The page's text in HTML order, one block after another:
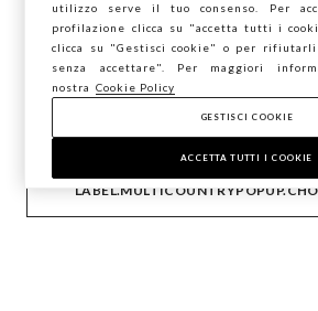
AZIENDA
Stai navigando su STEFANEL
salvare la tua posizione?
CONFERMA
utilizzo serve il tuo consenso. Per
profilazione clicca su "accetta tutti i
clicca su "Gestisci cookie" o per rifiutarli
senza accettare". Per maggiori
nostra
Cookie Policy
GESTISCI COOKIE
ACCETTA TUTTI I COOKIE